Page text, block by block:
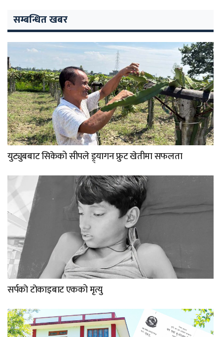
सम्बन्धित खबर
युट्युबबाट सिकेको सीपले ड्र्यागन फ्रुट खेतीमा सफलता
सर्पकाे टाेकाइबाट एकको मृत्यु